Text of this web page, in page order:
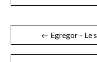
Navigation
de
← Egregor – Le